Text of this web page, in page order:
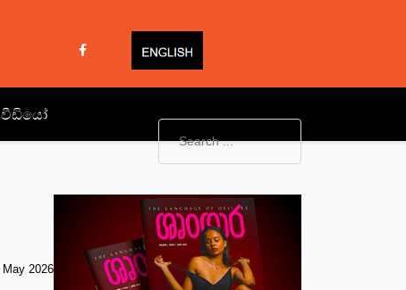
වීඩියෝ
May 2026